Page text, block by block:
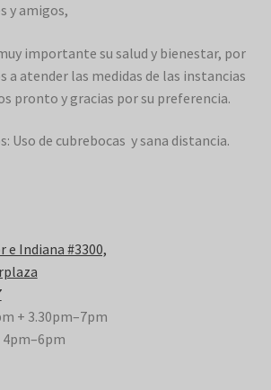
y amigos,
importante su salud y bienestar, por
a atender las medidas de las instancias
pronto y gracias por su preferencia.
Uso de cubrebocas y sana distancia.
e Indiana #3300,
+ 3.30pm–7pm
4pm–6pm